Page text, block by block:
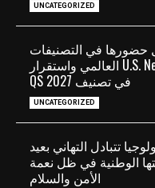
UNCATEGORIZED
حضورها في التصنيفات
الدولية بتقدم في U.S. News العالمي واستقرار
في تصنيف QS 2027
UNCATEGORIZED
تتبادل التهاني بعيد
الوطنية في ظل نعمة
الأمن والسلام